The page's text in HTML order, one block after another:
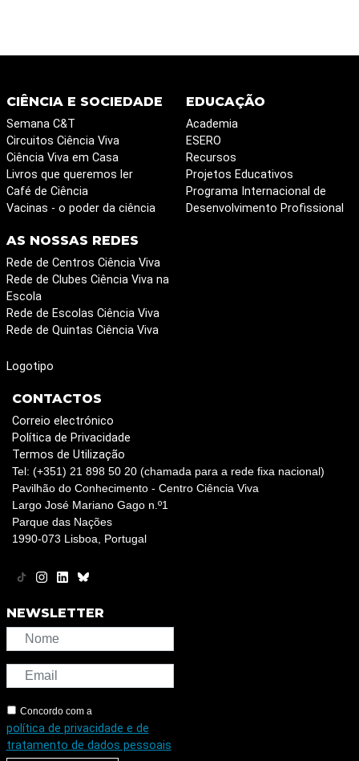
CIÊNCIA E SOCIEDADE
Semana C&T
Circuitos Ciência Viva
Ciência Viva em Casa
Livros que queremos ler
Café de Ciência
Vacinas - o poder da ciência
EDUCAÇÃO
Academia
ESERO
Recursos
Projetos Educativos
Programa Internacional de
Desenvolvimento Profissional
AS NOSSAS REDES
Rede de Centros Ciência Viva
Rede de Clubes Ciência Viva na
Escola
Rede de Escolas Ciência Viva
Rede de Quintas Ciência Viva
Logotipo
CONTACTOS
Correio electrónico
Política de Privacidade
Termos de Utilização
Tel: (+351) 21 898 50 20 (chamada para a rede fixa nacional)
Pavilhão do Conhecimento - Centro Ciência Viva
Largo José Mariano Gago n.º1
Parque das Nações
1990-073 Lisboa, Portugal
NEWSLETTER
Concordo com a
política de privacidade e de
tratamento de dados pessoais